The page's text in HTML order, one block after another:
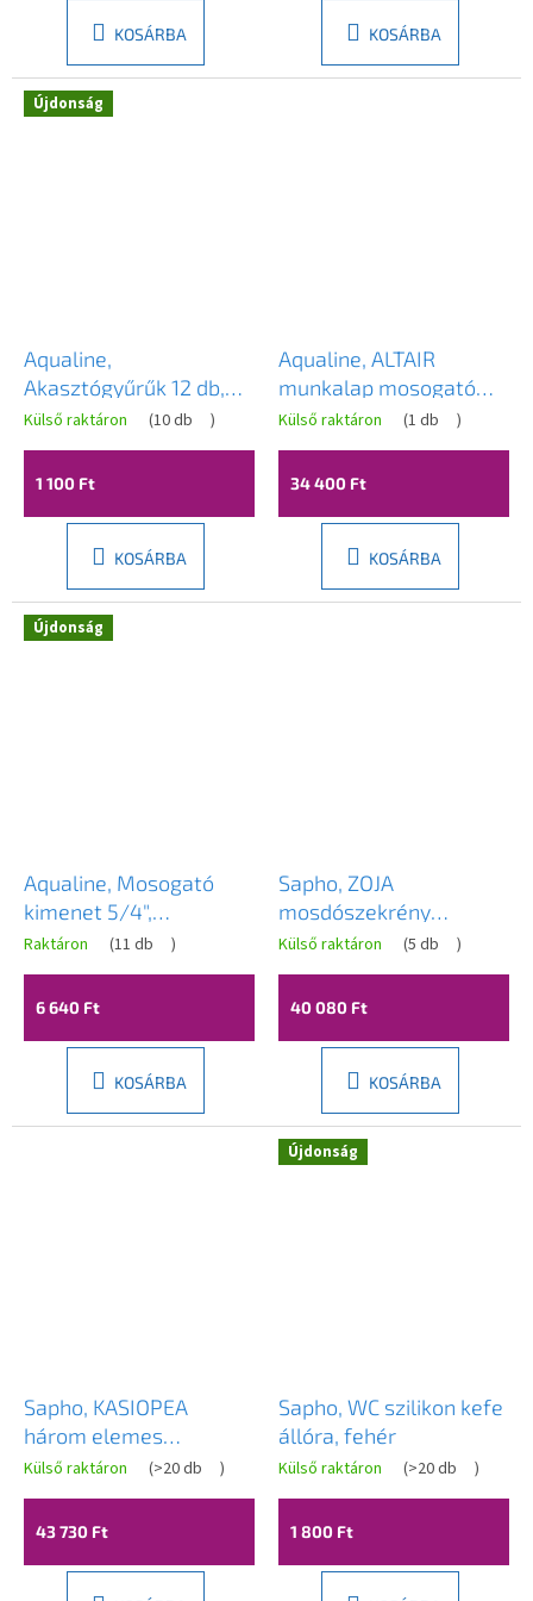
KOSÁRBA KOSÁRBA
Újdonság
Aqualine,
Akasztógyűrűk 12 db,
műanyag, fekete,
23038
Külső raktáron (10 db )
1 100 Ft
KOSÁRBA
Aqualine, ALTAIR
munkalap mosogató
alatt 78,5x45,7 cm,
emporio tölgy, AI880
Külső raktáron (1 db )
34 400 Ft
KOSÁRBA
Újdonság
Aqualine, Mosogató
kimenet 5/4",
kattanásos, nagy dugó,
vastagság 30-45 mm,
bronz, TF7001A
Raktáron (11 db )
6 640 Ft
KOSÁRBA
Sapho, ZOJA
mosdószekrény
42x74x25cm, platina
tölgy, 51144
Külső raktáron (5 db )
40 080 Ft
KOSÁRBA
Sapho, KASIOPEA
három elemes
csaptelep kád széléhez,
króm
Külső raktáron (>20 db )
43 730 Ft
Újdonság
Sapho, WC szilikon kefe
állóra, fehér
Külső raktáron (>20 db )
1 800 Ft